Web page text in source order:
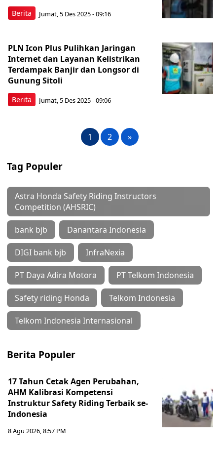
Berita Jumat, 5 Des 2025 - 09:16
Berita
PLN Icon Plus Pulihkan Jaringan
Internet dan Layanan Kelistrikan
Terdampak Banjir dan Longsor di
Gunung Sitoli
Jumat, 5 Des 2025 - 09:06
1 2 »
Tag Populer
Astra Honda Safety Riding Instructors
Competition (AHSRIC)
bank bjb Danantara Indonesia
DIGI bank bjb InfraNexia
PT Daya Adira Motora PT Telkom Indonesia
Safety riding Honda Telkom Indonesia
Telkom Indonesia Internasional
Berita Populer
17 Tahun Cetak Agen Perubahan,
AHM Kalibrasi Kompetensi
Instruktur Safety Riding Terbaik se-
Indonesia
8 Agu 2026, 8:57 PM